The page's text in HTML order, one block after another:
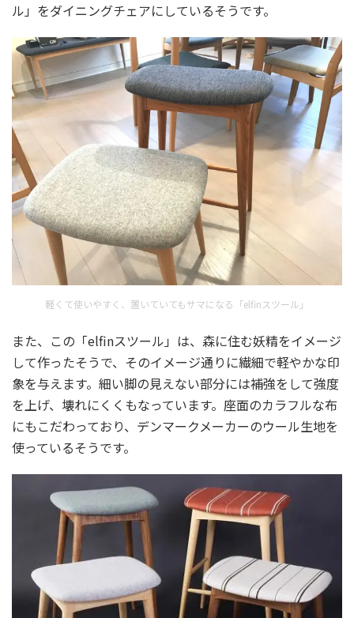
ル」をダイニングチェアにしているそうです。
軽くて使いやすく、置いていてもサマになる「elfinスツール」
また、この「elfinスツール」は、森に住む妖精をイメージ
して作ったそうで、そのイメージ通りに繊細で軽やかな印
象を与えます。細い脚の見えない部分には補強をして強度
を上げ、壊れにくくもなっています。座面のカラフルな布
にもこだわっており、デンマークメーカーのウール生地を
使っているそうです。